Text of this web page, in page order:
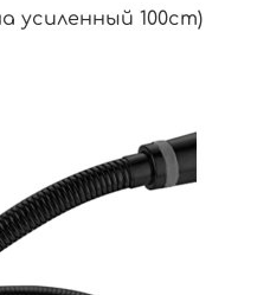
усиленный 100cm)